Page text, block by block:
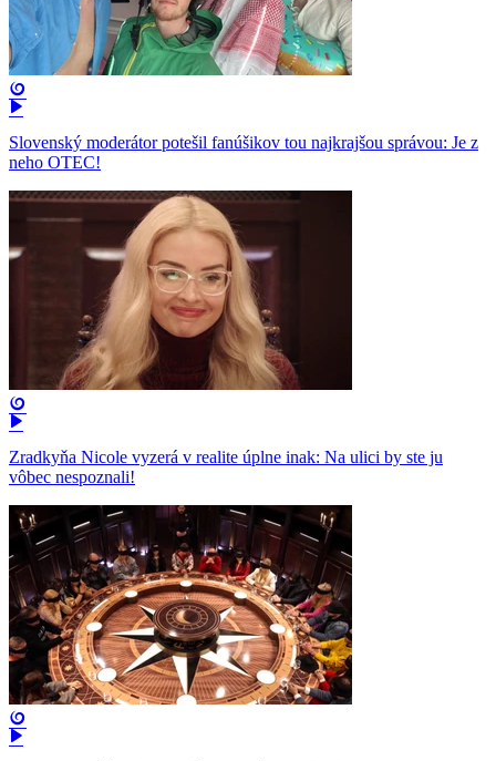
Slovenský moderátor potešil fanúšikov tou najkrajšou správou: Je z
neho OTEC!
Zradkyňa Nicole vyzerá v realite úplne inak: Na ulici by ste ju
vôbec nespoznali!